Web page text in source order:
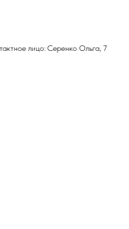
лицо: Серенко Ольга, 7